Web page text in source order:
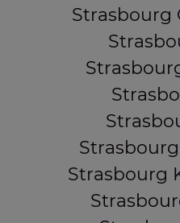
Strasbourg
Strasbourg